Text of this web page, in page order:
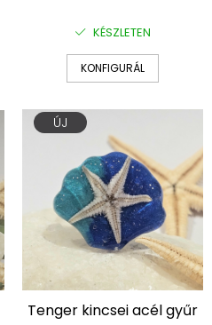
KÉSZLETEN
KONFIGURÁL
ÚJ
Tenger kincsei acél gyűr